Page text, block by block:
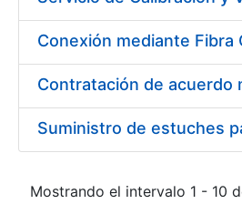
Mostrando el intervalo 1 - 10